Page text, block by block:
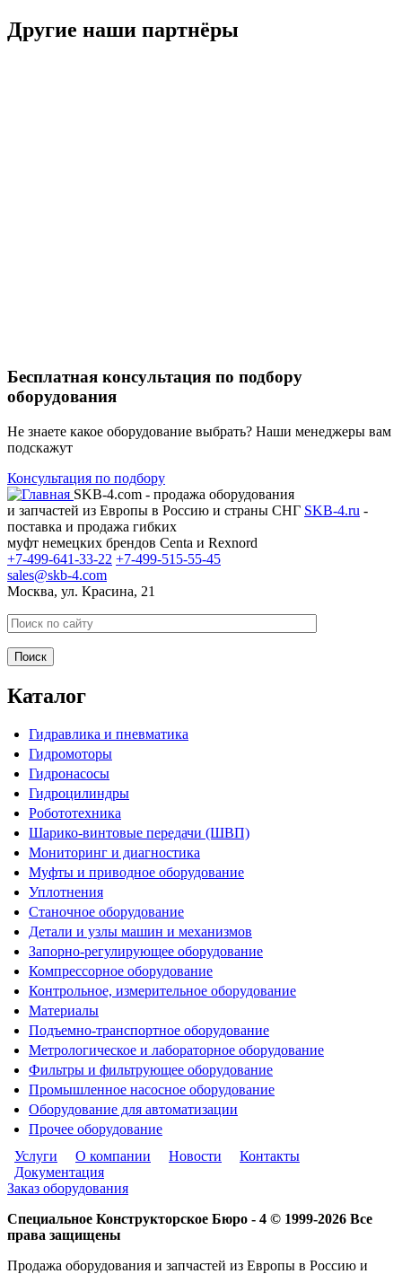
Другие наши партнёры
Бесплатная консультация по подбору
оборудования
Не знаете какое оборудование выбрать? Наши менеджеры вам
подскажут
Консультация по подбору
SKB-4.com - продажа оборудования
и запчастей из Европы в Россию и страны СНГ SKB-4.ru -
поставка и продажа гибких
муфт немецких брендов Centa и Rexnord
+7-499-641-33-22 +7-499-515-55-45
sales@skb-4.com
Москва, ул. Красина, 21
Каталог
Гидравлика и пневматика
Гидромоторы
Гидронасосы
Гидроцилиндры
Робототехника
Шарико-винтовые передачи (ШВП)
Мониторинг и диагностика
Муфты и приводное оборудование
Уплотнения
Станочное оборудование
Детали и узлы машин и механизмов
Запорно-регулирующее оборудование
Компрессорное оборудование
Контрольное, измерительное оборудование
Материалы
Подъемно-транспортное оборудование
Метрологическое и лабораторное оборудование
Фильтры и фильтрующее оборудование
Промышленное насосное оборудование
Оборудование для автоматизации
Прочее оборудование
Услуги
О компании Новости
Контакты
Документация
Заказ оборудования
Специальное Конструкторское Бюро - 4 © 1999-2026 Все
права защищены
Продажа оборудования и запчастей из Европы в Россию и